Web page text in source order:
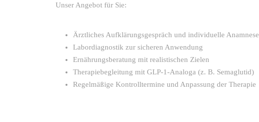
Unser Angebot für Sie:
Ärztliches Aufklärungsgespräch und individuelle Anamnese
Labordiagnostik zur sicheren Anwendung
Ernährungsberatung mit realistischen Zielen
Therapiebegleitung mit GLP-1-Analoga (z. B. Semaglutid)
Regelmäßige Kontrolltermine und Anpassung der Therapie